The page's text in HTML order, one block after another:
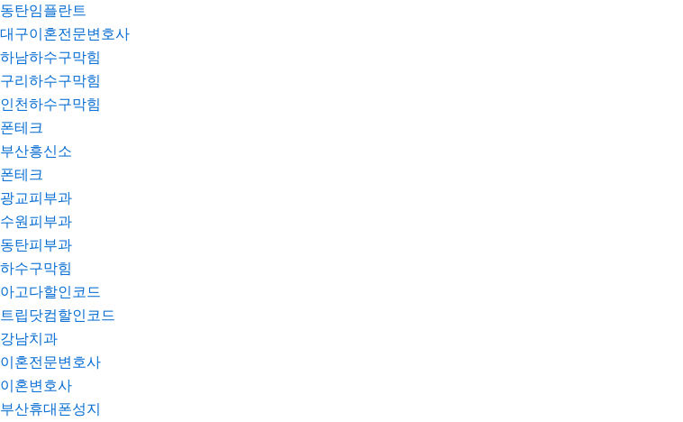
동탄임플란트
대구이혼전문변호사
하남하수구막힘
구리하수구막힘
인천하수구막힘
폰테크
부산흥신소
폰테크
광교피부과
수원피부과
동탄피부과
하수구막힘
아고다할인코드
트립닷컴할인코드
강남치과
이혼전문변호사
이혼변호사
부산휴대폰성지